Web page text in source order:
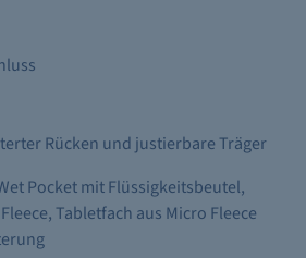
Rücken und justierbare Träger
Pocket mit Flüssigkeitsbeutel,
Tabletfach aus Micro Fleece